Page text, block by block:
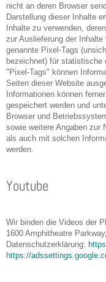
nicht an deren Browser
Darstellung dieser Inhalte
Inhalte zu verwenden,
zur Auslieferung der
genannte Pixel-Tags
bezeichnet) für statistische
"Pixel-Tags" können
Seiten dieser Website
Informationen können
gespeichert werden und
Browser und
sowie weitere Angaben zur
als auch mit solchen
werden.
Youtube
Wir binden die Videos der
1600 Amphitheatre
Datenschutzerklärung:
https://